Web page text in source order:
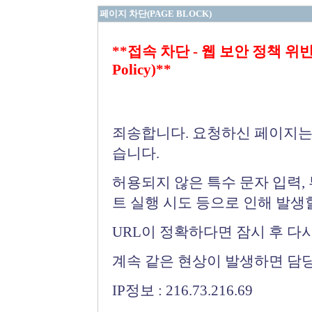
페이지 차단(PAGE BLOCK)
**접속 차단 - 웹 보안 정책 위
Policy)**
죄송합니다. 요청하신 페이지
습니다.
허용되지 않은 특수 문자 입력
트 실행 시도 등으로 인해 발생
URL이 정확하다면 잠시 후 다
계속 같은 현상이 발생하면 담
IP정보 : 216.73.216.69